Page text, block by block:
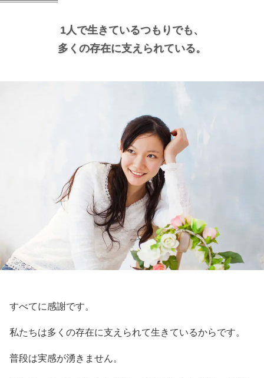
1人で生きているつもりでも、
多くの存在に支えられている。
すべてに感謝です。
私たちは多くの存在に支えられて生きているからです。
普段は実感が湧きません。